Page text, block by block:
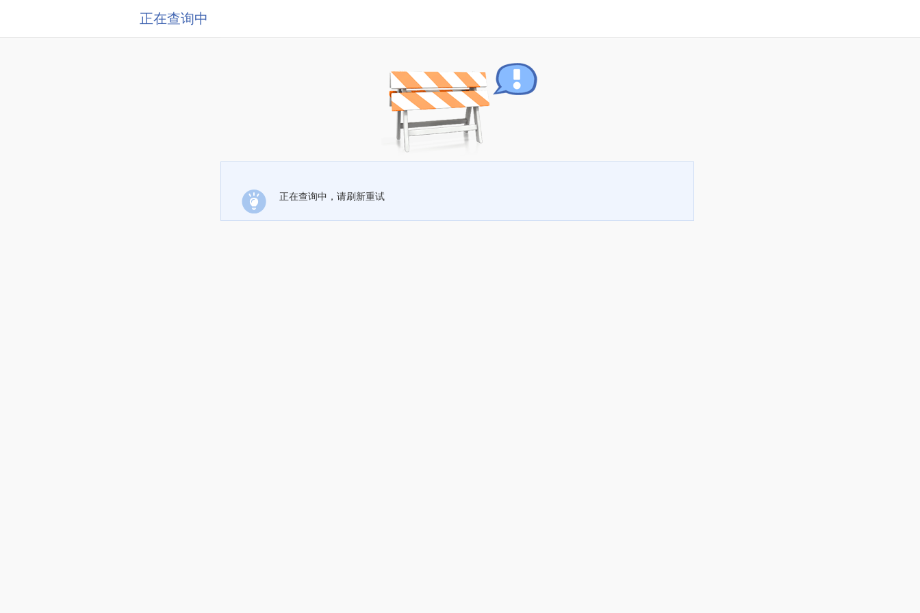
正在查询中
正在查询中，请刷新重试